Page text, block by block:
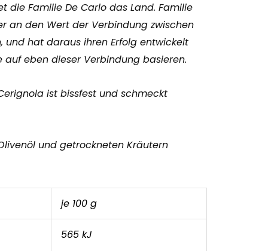
die Familie De Carlo das Land. Familie
an den Wert der Verbindung zwischen
und hat daraus ihren Erfolg entwickelt
auf eben dieser Verbindung basieren.
ist bissfest und schmeckt
und getrockneten Kräutern
je 100 g
565 kJ